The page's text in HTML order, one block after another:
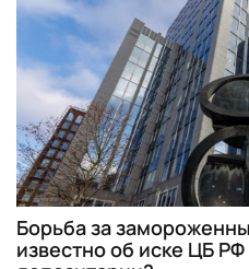
Борьба за
известно об иске ЦБ